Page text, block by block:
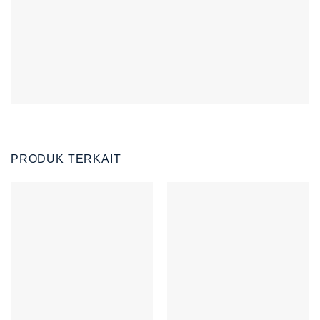
PRODUK TERKAIT